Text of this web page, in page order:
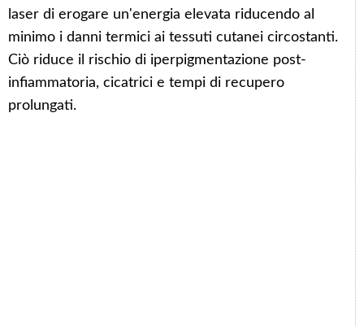
laser di erogare un'energia elevata riducendo al
minimo i danni termici ai tessuti cutanei circostanti.
Ciò riduce il rischio di iperpigmentazione post-
infiammatoria, cicatrici e tempi di recupero
prolungati.